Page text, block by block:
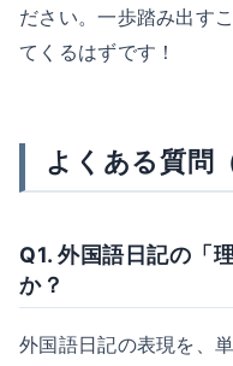
ださい。一歩踏み出す
てくるはずです！
よくある質問
Q1. 外国語日記の「
か？
外国語日記の表現を、